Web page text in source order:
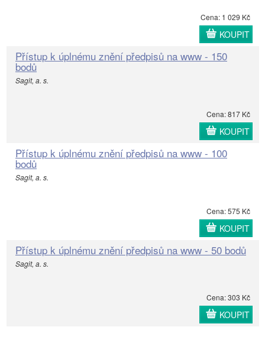
Cena: 1 029 Kč
KOUPIT
Přístup k úplnému znění předpisů na www - 150
bodů
Sagit, a. s.
Cena: 817 Kč
KOUPIT
Přístup k úplnému znění předpisů na www - 100
bodů
Sagit, a. s.
Cena: 575 Kč
KOUPIT
Přístup k úplnému znění předpisů na www - 50 bodů
Sagit, a. s.
Cena: 303 Kč
KOUPIT